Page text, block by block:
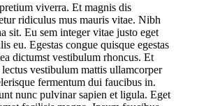
viverra. Et magnis dis
ridiculus mus mauris vitae. Nibh
sit. Eu sem integer vitae justo eget
eu. Egestas congue quisque egestas
dictumst vestibulum rhoncus. Et
vestibulum mattis ullamcorper
fermentum dui faucibus in.
nunc pulvinar sapien et ligula. Eget